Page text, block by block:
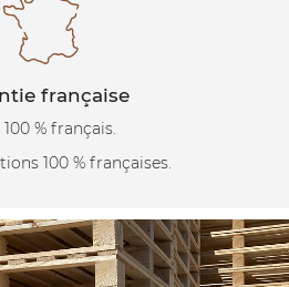
française
% français.
100 % françaises.